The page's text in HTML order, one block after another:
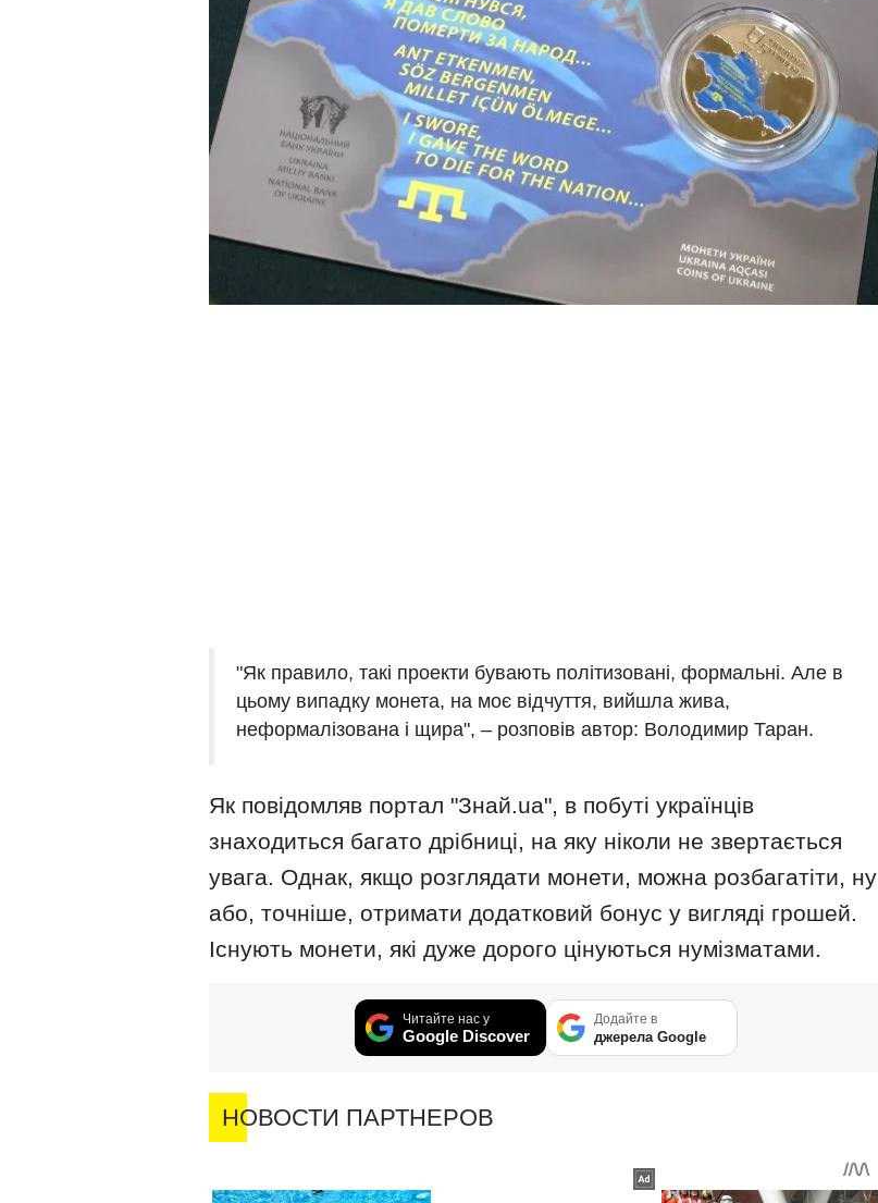
"Як правило, такі проекти бувають політизовані, формальні. Але в
цьому випадку монета, на моє відчуття, вийшла жива,
неформалізована і щира", – розповів автор: Володимир Таран.
Як повідомляв портал "Знай.ua", в побуті українців
знаходиться багато дрібниці, на яку ніколи не звертається
увага. Однак, якщо розглядати монети, можна розбагатіти, ну
або, точніше, отримати додатковий бонус у вигляді грошей.
Існують монети, які дуже дорого цінуються нумізматами.
Читайте нас у
Google Discover
Додайте в
джерела Google
НОВОСТИ ПАРТНЕРОВ